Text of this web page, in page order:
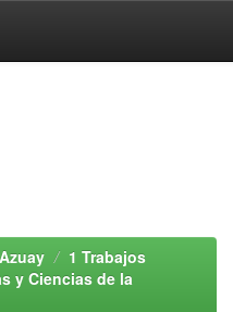
1 Trabajos
y Ciencias de la